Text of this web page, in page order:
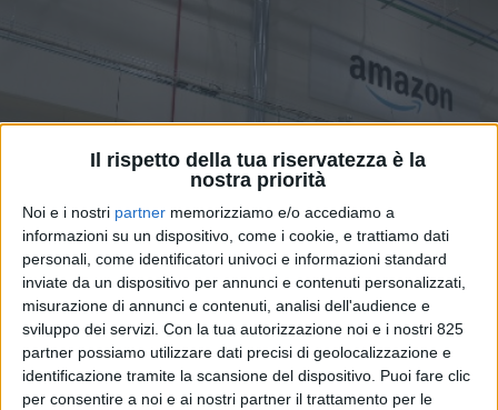
Il rispetto della tua riservatezza è la
nostra priorità
Noi e i nostri partner memorizziamo e/o accediamo a
informazioni su un dispositivo, come i cookie, e trattiamo dati
personali, come identificatori univoci e informazioni standard
inviate da un dispositivo per annunci e contenuti personalizzati,
misurazione di annunci e contenuti, analisi dell'audience e
sviluppo dei servizi. Con la tua autorizzazione noi e i nostri 825
partner possiamo utilizzare dati precisi di geolocalizzazione e
identificazione tramite la scansione del dispositivo. Puoi fare clic
per consentire a noi e ai nostri partner il trattamento per le
NOTIZIE E INTERVISTE IN EVIDENZA 3 MAGGIO 2022